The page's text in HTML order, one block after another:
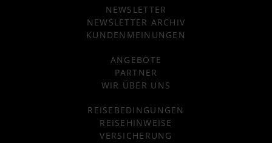
NEWSLETTER
NEWSLETTER ARCHIV
KUNDENMEINUNGEN
ANGEBOTE
PARTNER
WIR ÜBER UNS
REISEBEDINGUNGEN
REISEHINWEISE
VERSICHERUNG